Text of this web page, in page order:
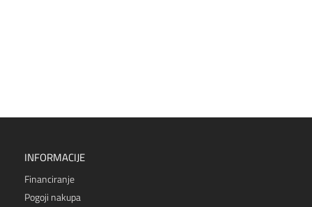
INFORMACIJE
Financiranje
Pogoji nakupa